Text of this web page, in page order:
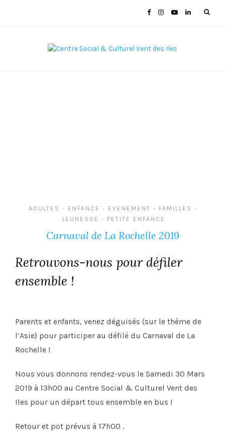
ADULTES • ENFANCE • EVENEMENT • FAMILLES •
JEUNESSE • PETITE ENFANCE
Carnaval de La Rochelle 2019
Retrouvons-nous pour défiler
ensemble !
Parents et enfants, venez déguisés (sur le thème de
l’Asie) pour participer au défilé du Carnaval de La
Rochelle !
Nous vous donnons rendez-vous le Samedi 30 Mars
2019 à 13h00 au Centre Social & Culturel Vent des
Iles pour un départ tous ensemble en bus !
Retour et pot prévus à 17h00 .